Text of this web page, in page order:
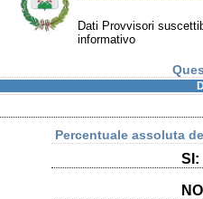
Dati Provvisori
informativo
Percentuale assoluta
SI: